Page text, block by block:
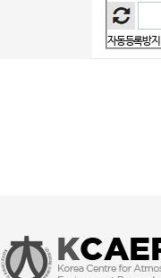
자동등록방